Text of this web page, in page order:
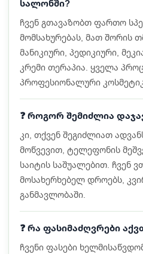
სალონში?
ჩვენ გთავაზობთ ფართო
მომსახურებას, მათ შორის
მანიკიური, პედიკიური,
კრემი თერაპია. ყველა
პროფესიონალური
❓ როგორ შემიძლია
კი, თქვენ შეგიძლიათ
მოწვევით, ტელეფონის
საიტის საშუალებით. ჩვენ
მოსახერხებელ დროებს,
განმავლობაში.
❓ რა ფასიმაძღვრები
ჩვენი ფასები